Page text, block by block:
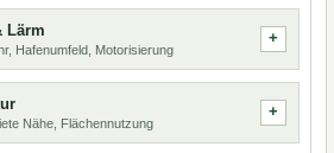
Lärm
Hafenumfeld, Motorisierung
Nähe, Flächennutzung